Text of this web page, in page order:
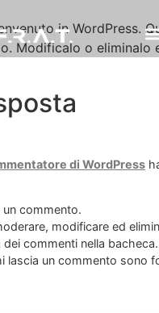
in WordPress.
Modificalo o eliminalo
di WordPress
un commento.
modificare ed
commenti nella bacheca.
lascia un commento sono